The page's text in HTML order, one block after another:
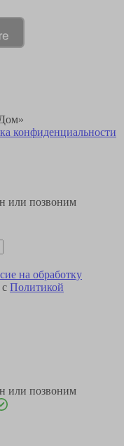
конфиденциальности
или позвоним
на обработку
Политикой
или позвоним